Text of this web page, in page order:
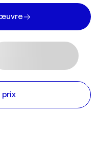
prix